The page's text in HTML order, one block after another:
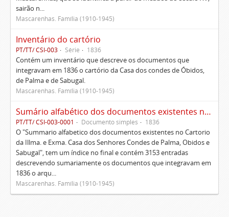
sairão n...
Mascarenhas. Família (1910-1945)
Inventário do cartório
PT/TT/ CSI-003 Série 1836
Contém um inventário que descreve os documentos que
integravam em 1836 o cartório da Casa dos condes de Óbidos,
de Palma e de Sabugal.
Mascarenhas. Família (1910-1945)
Sumário alfabético dos documentos existentes no Cartório da Ilustríssima e Excelentíssima Casa dos senhores condes de Palma, Óbidos e Sabugal
PT/TT/ CSI-003-0001 Documento simples 1836
O "Summario alfabetico dos documentos existentes no Cartorio
da Illma. e Exma. Casa dos Senhores Condes de Palma, Obidos e
Sabugal", tem um índice no final e contém 3153 entradas
descrevendo sumariamente os documentos que integravam em
1836 o arqu...
Mascarenhas. Família (1910-1945)